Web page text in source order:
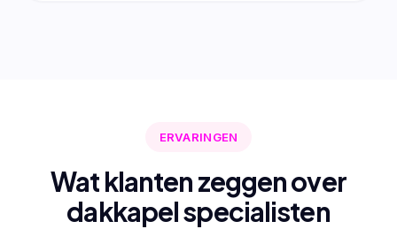
ERVARINGEN
Wat klanten zeggen over
dakkapel specialisten